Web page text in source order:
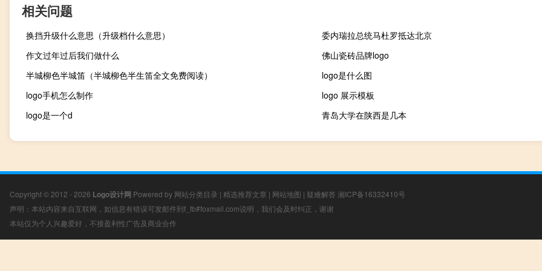
相关问题
换挡升级什么意思（升级档什么意思）
委内瑞拉总统马杜罗抵达北京
作文过年过后我们做什么
佛山瓷砖品牌logo
半城柳色半城笛（半城柳色半生笛全文免费阅读）
logo是什么图
logo手机怎么制作
logo 展示模板
logo是一个d
青岛大学在陕西是几本
Copyright © 2012 - 2026 Logo设计网 Powered by 网站分类目录 | 精选推荐文章 | 网站地图 | 疑难解答 湘ICP备16332410号
声明：本站内容来自互联网，如信息有错误可发邮件到f_fb#foxmail.com说明，我们会及时纠正，谢谢
本站仅为个人兴趣爱好，不接盈利性广告及商业合作